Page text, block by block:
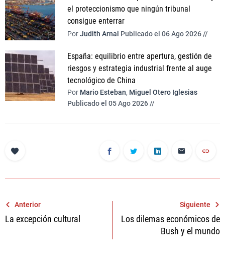
el proteccionismo que ningún tribunal
consigue enterrar
PorJudith Arnal Publicado el 06 Ago 2026 //
España: equilibrio entre apertura, gestión de
riesgos y estrategia industrial frente al auge
tecnológico de China
Por Mario Esteban, Miguel Otero Iglesias
Publicado el 05 Ago 2026 //
Navegación
de
Anterior
La excepción cultural
Siguiente
Los dilemas económicos de
Bush y el mundo